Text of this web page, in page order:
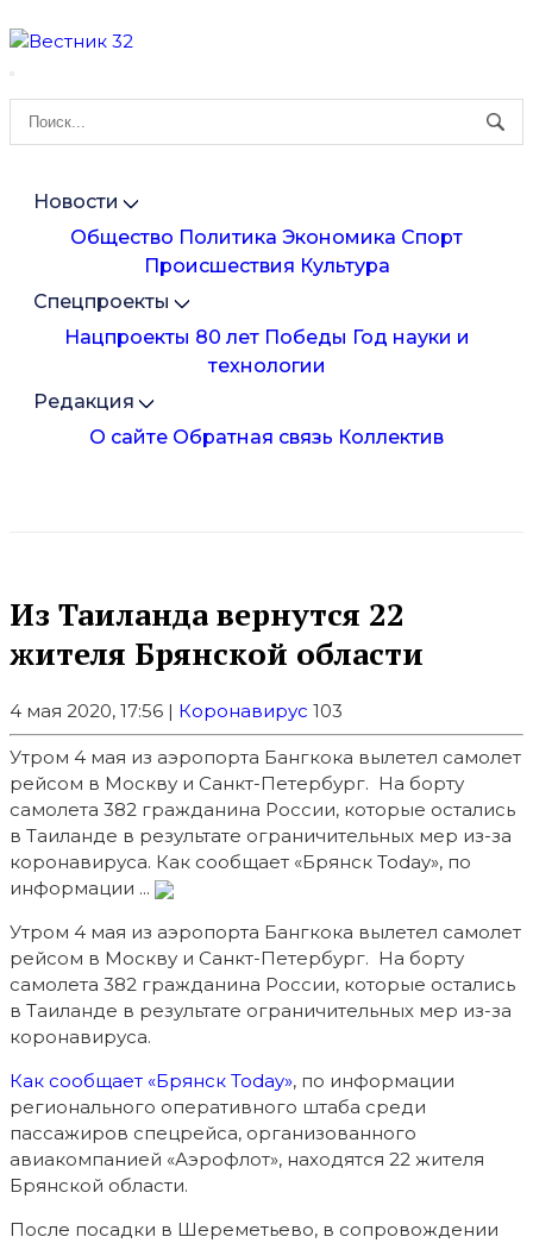
Новости
Общество Политика Экономика Спорт
Происшествия Культура
Спецпроекты
Нацпроекты 80 лет Победы Год науки и
технологии
Редакция
О сайте Обратная связь Коллектив
Из Таиланда вернутся 22
жителя Брянской области
4 мая 2020, 17:56 | Коронавирус 103
Утром 4 мая из аэропорта Бангкока вылетел самолет
рейсом в Москву и Санкт-Петербург. На борту
самолета 382 гражданина России, которые остались
в Таиланде в результате ограничительных мер из-за
коронавируса. Как сообщает «Брянск Today», по
информации ...
Утром 4 мая из аэропорта Бангкока вылетел самолет
рейсом в Москву и Санкт-Петербург. На борту
самолета 382 гражданина России, которые остались
в Таиланде в результате ограничительных мер из-за
коронавируса.
Как сообщает «Брянск Today», по информации
регионального оперативного штаба среди
пассажиров спецрейса, организованного
авиакомпанией «Аэрофлот», находятся 22 жителя
Брянской области.
После посадки в Шереметьево, в сопровождении